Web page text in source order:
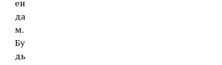
ен
да
м.
Бу
дь